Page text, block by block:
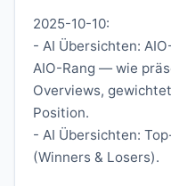
2025-10-10:
- AI Übersichten:
AIO-Rang — wie
Overviews,
Position.
- AI Übersichten:
(Winners & Losers).